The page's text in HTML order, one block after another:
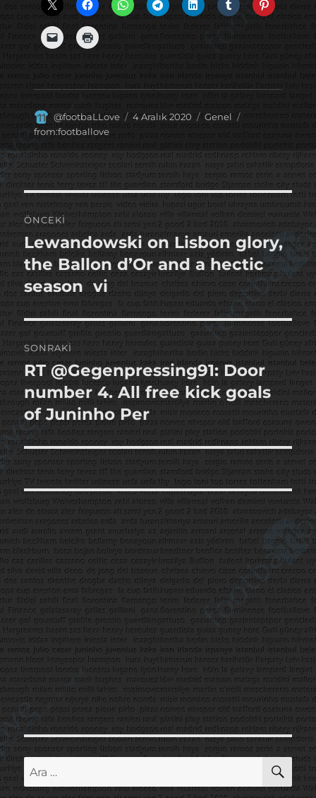
Yazar
@footbaLLove
Yayın
4 Aralık 2020 Kategoriler
Genel
Etiketler
from:footballove
Yazı
gezinmesi
ÖNCEKI
Önceki
yazı:
Lewandowski on Lisbon glory,
the Ballon d’Or and a hectic
season vi
SONRAKI
Sonraki
yazı:
RT @Gegenpressing91: Door
number 4. All free kick goals
of Juninho Per
Ara: